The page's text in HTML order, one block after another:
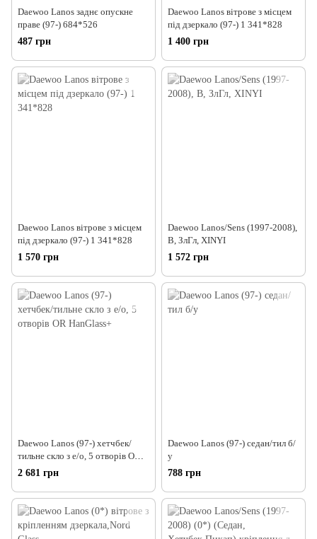
Daewoo Lanos заднє опускне
праве (97-) 684*526
487 грн
Daewoo Lanos вітрове з місцем
під дзеркало (97-) 1 341*828
1 400 грн
Daewoo Lanos вітрове з місцем
під дзеркало (97-) 1 341*828
1 570 грн
Daewoo Lanos/Sens (1997-2008),
В, ЗлГл, XINYI
1 572 грн
Daewoo Lanos (97-) хетчбек/
тильне скло з е/о, 5 отворів OR
HanGlass+
2 681 грн
Daewoo Lanos (97-) седан/тил б/
у
788 грн